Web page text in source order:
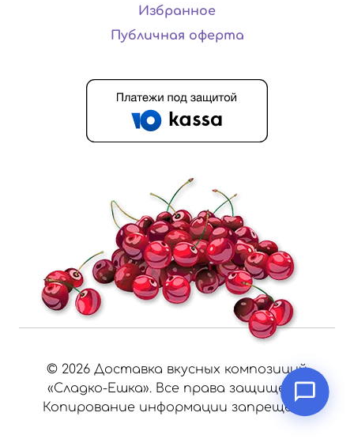
Избранное
Публичная оферта
© 2026 Доставка вкусных композиций
«Сладко-Ешка». Все права защищены.
Копирование информации запрещено.